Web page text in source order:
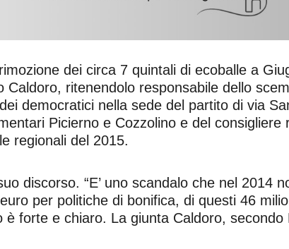
dei circa 7 quintali di ecoballe a
ritenendolo responsabile dello
democratici nella sede del partito di via
Picierno e Cozzolino e del
regionali del 2015.
discorso. “E’ uno scandalo che nel 2014
per politiche di bonifica, di questi 46
è forte e chiaro. La giunta Caldoro,